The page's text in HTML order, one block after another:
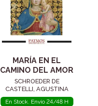
MARÍA EN EL
CAMINO DEL AMOR
SCHROEDER DE
CASTELLI, AGUSTINA
En Stock. Envío 24/48 H